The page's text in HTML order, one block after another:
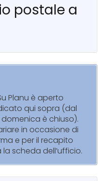
postale a
Planu è aperto
qui sopra (dal
è chiuso).
in occasione di
e per il recapito
scheda dell’ufficio.